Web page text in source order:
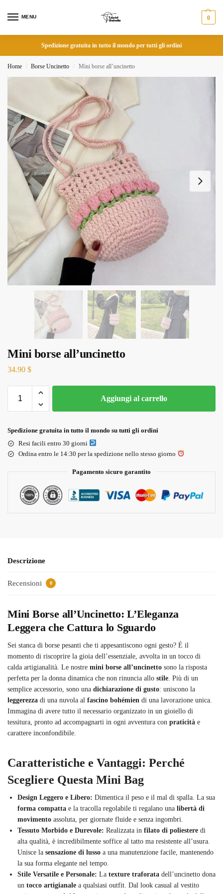
MENU 0
Spedizione gratuita in tutto il mondo per tutti gli ordini
Home / Borse Uncinetto / Mini borse all’uncinetto
Mini borse all’uncinetto
34.90 $
Aggiungi al carrello
Spedizione gratuita in tutto il mondo su tutti gli ordini
Resi facili entro 30 giorni
Ordina entro le 14:30 per la spedizione nello stesso giorno
Pagamento sicuro garantito
Descrizione
Recensioni 0
Mini Borse all’Uncinetto: L’Eleganza
Leggera che Cattura lo Sguardo
Sei stanca di borse pesanti che ti appesantiscono ogni gesto? È il
momento di riscoprire la gioia dell’essenziale, avvolta in un tocco di
calda artigianalità. Le nostre mini borse all’uncinetto sono la risposta
perfetta per la donna dinamica che non rinuncia allo stile. Più di un
semplice accessorio, sono una dichiarazione di gusto: uniscono la
leggerezza di una nuvola al fascino bohémien di una lavorazione unica.
Immagina di avere tutto il necessario organizzato in un gioiello di
tessitura, pronto ad accompagnarti in ogni avventura con praticità e
carattere inconfondibile.
Caratteristiche e Vantaggi: Perché
Scegliere Questa Mini Bag
Design Leggero e Libero: Dimentica il peso e il mal di spalla. La sua
forma compatta e la tracolla regolabile ti regalano una libertà di
movimento assoluta, per giornate fluide e senza ingombri.
Tessuto Morbido e Durevole: Realizzata in filato di poliestere di
alta qualità, è incredibilmente soffice al tatto ma resistente all’usura.
Unisce la sensazione di lusso a una manutenzione facile, mantenendo
la sua forma elegante nel tempo.
Stile Versatile e Personale: La texture traforata dell’uncinetto dona
un tocco artigianale a qualsiasi outfit. Dal look casual al vestito